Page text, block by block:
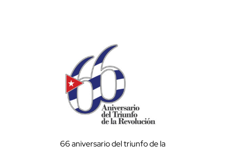
66 aniversario del triunfo de la